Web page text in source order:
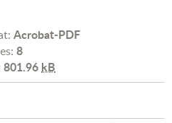
Acrobat-PDF
8
801.96 kB